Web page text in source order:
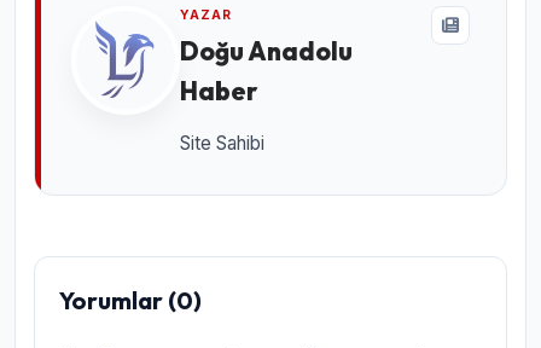
YAZAR
Doğu Anadolu
Haber
Site Sahibi
Yorumlar (0)